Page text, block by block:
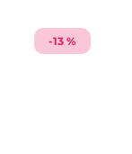
-13 %